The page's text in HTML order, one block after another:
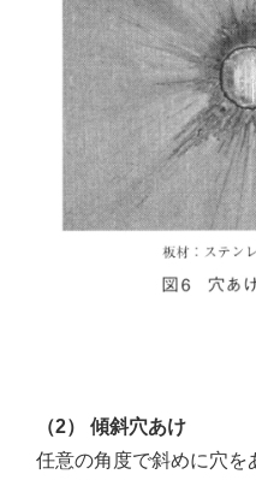
（2） 傾斜穴あけ
任意の角度で斜めに穴を